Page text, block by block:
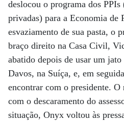
deslocou o programa dos
privadas) para a Economia de
esvaziamento de sua pasta, o
braço direito na Casa Civil,
abatido depois de usar um
Davos, na Suíça, e, em
encontrar com o presidente.
com o descaramento do
situação, Onyx voltou às